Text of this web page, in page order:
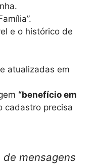
e o histórico de
atualizadas em
“benefício em
cadastro precisa
mensagens